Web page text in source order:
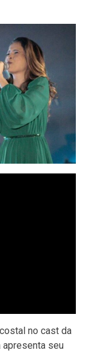
no cast da
apresenta seu